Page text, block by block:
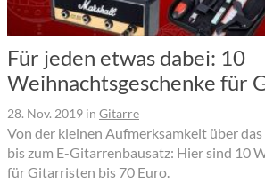
Für jeden etwas dabei: 10
Weihnachtsgeschenke für
28. Nov. 2019 in Gitarre
Von der kleinen Aufmerksamkeit über
bis zum E-Gitarrenbausatz: Hier sind 10
für Gitarristen bis 70 Euro.